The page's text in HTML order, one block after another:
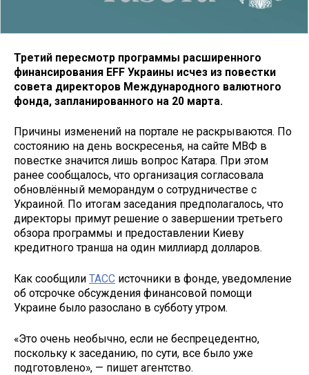
Третий пересмотр программы расширенного
финансирования EFF Украины исчез из повестки
совета директоров Международного валютного
фонда, запланированного на 20 марта.
Причины изменений на портале не раскрываются. По
состоянию на день воскресенья, на сайте МВФ в
повестке значится лишь вопрос Катара. При этом
ранее сообщалось, что организация согласовала
обновлённый меморандум о сотрудничестве с
Украиной. По итогам заседания предполагалось, что
директоры примут решение о завершении третьего
обзора программы и предоставлении Киеву
кредитного транша на один миллиард долларов.
Как сообщили ТАСС источники в фонде, уведомление
об отсрочке обсуждения финансовой помощи
Украине было разослано в субботу утром.
«Это очень необычно, если не беспрецедентно,
поскольку к заседанию, по сути, все было уже
подготовлено», — пишет агентство.